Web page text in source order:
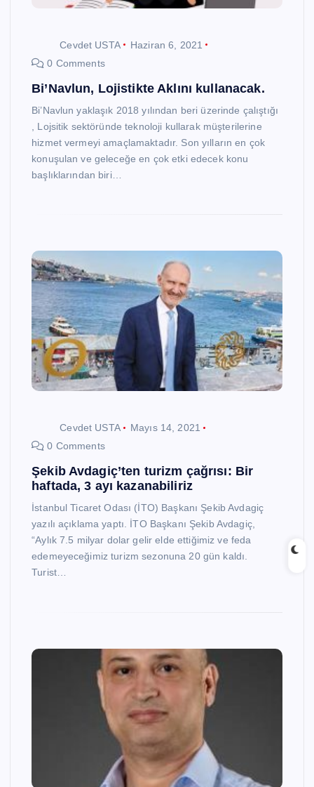
Cevdet USTA
Haziran 6, 2021
0 Comments
Bi’Navlun, Lojistikte Aklını kullanacak.
Bi’Navlun yaklaşık 2018 yılından beri üzerinde çalıştığı
, Lojsitik sektöründe teknoloji kullarak müşterilerine
hizmet vermeyi amaçlamaktadır. Son yılların en çok
konuşulan ve geleceğe en çok etki edecek konu
başlıklarından biri…
Cevdet USTA
Mayıs 14, 2021
0 Comments
Şekib Avdagiç’ten turizm çağrısı: Bir
haftada, 3 ayı kazanabiliriz
İstanbul Ticaret Odası (İTO) Başkanı Şekib Avdagiç
yazılı açıklama yaptı. İTO Başkanı Şekib Avdagiç,
“Aylık 7.5 milyar dolar gelir elde ettiğimiz ve feda
edemeyeceğimiz turizm sezonuna 20 gün kaldı.
Turist…